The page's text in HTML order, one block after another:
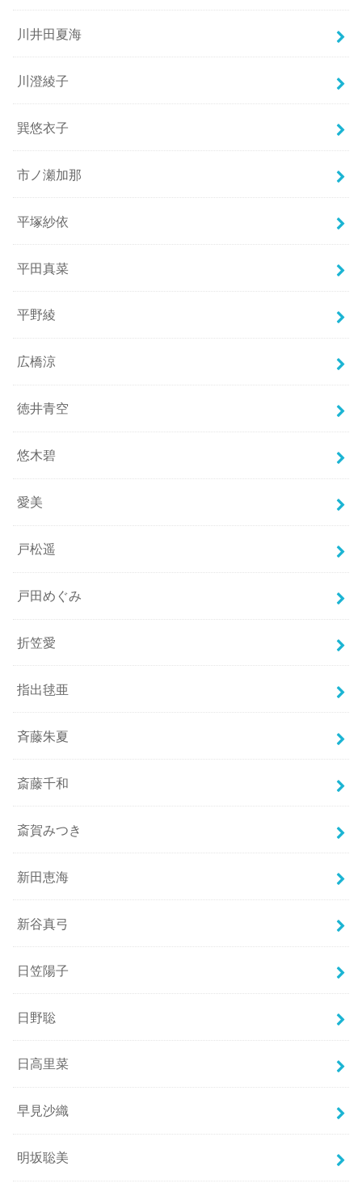
川井田夏海
川澄綾子
巽悠衣子
市ノ瀬加那
平塚紗依
平田真菜
平野綾
広橋涼
徳井青空
悠木碧
愛美
戸松遥
戸田めぐみ
折笠愛
指出毬亜
斉藤朱夏
斎藤千和
斎賀みつき
新田恵海
新谷真弓
日笠陽子
日野聡
日高里菜
早見沙織
明坂聡美